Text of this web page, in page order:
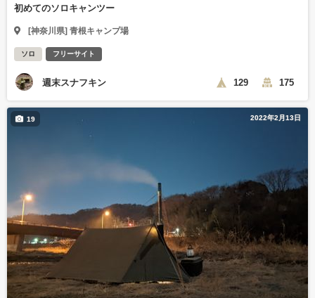
初めてのソロキャンツー
[神奈川県] 青根キャンプ場
ソロ フリーサイト
週末スナフキン 129 175
2022年2月13日
19